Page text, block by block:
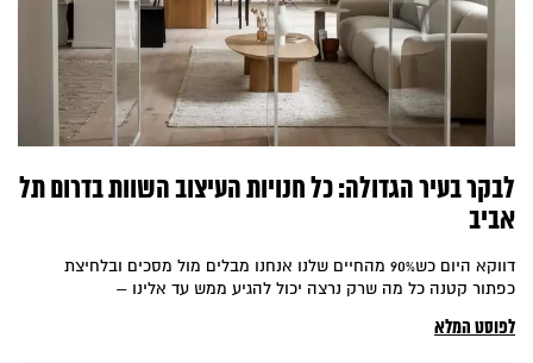
לבקר בעיר הגדולה: כל חנויות העיצוב השוות בדרום תל
אביב
דווקא היום כש90% מהחיים שלנו אנחנו מבלים מול מסכים ובלחיצת
כפתור קטנה כל מה שרק נרצה יכול להגיע ממש עד אלינו –
לפוסט המלא